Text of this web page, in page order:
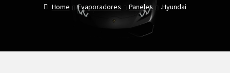
Home Evaporadores Paneles .Hyundai